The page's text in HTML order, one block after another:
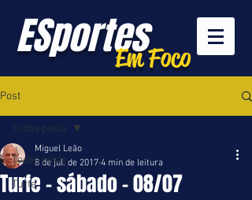
ESportesEm Foco
Post
Todos posts
Turfe
Todos posts
Turfe - sábado - 08/07
Miguel Leão
8 de jul. de 2017 4 min de leitura